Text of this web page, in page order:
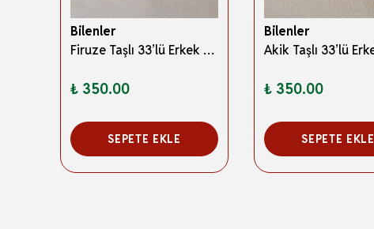
Bilenler
Firuze Taşlı 33’lü Erkek Tesbih – Doğal Taş; Özel Kutulu
₺ 350.00
SEPETE EKLE
Bilenler
₺ 350.00
SEPETE EKLE